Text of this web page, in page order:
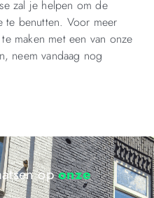
zal je helpen om de
te benutten. Voor meer
maken met een van onze
neem vandaag nog
oponze